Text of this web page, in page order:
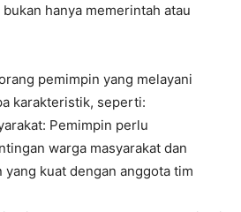
hanya memerintah atau
pemimpin yang melayani
karakteristik, seperti:
Pemimpin perlu
warga masyarakat dan
kuat dengan anggota tim